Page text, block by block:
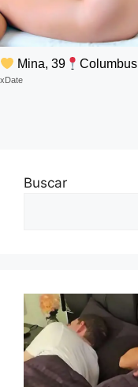
Mina, 39 Columbus
xDate
Buscar